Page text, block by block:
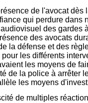
de l'avocat
qui perdure
des
des avocats
la défense et des
les différents
les moyens de
de la police à
les moyens
de multiples